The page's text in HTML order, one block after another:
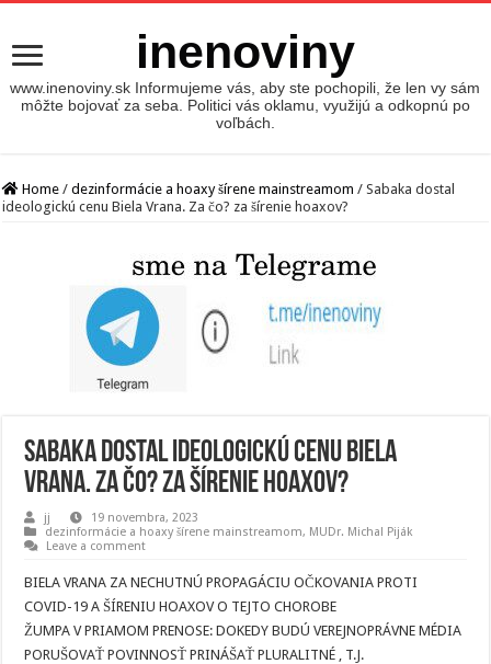
inenoviny
www.inenoviny.sk Informujeme vás, aby ste pochopili, že len vy sám
môžte bojovať za seba. Politici vás oklamu, využijú a odkopnú po
voľbách.
Home / dezinformácie a hoaxy šírene mainstreamom / Sabaka dostal
ideologickú cenu Biela Vrana. Za čo? za šírenie hoaxov?
Sabaka dostal ideologickú cenu Biela
Vrana. Za čo? za šírenie hoaxov?
jj
19 novembra, 2023
dezinformácie a hoaxy šírene mainstreamom, MUDr. Michal Piják
Leave a comment
BIELA VRANA ZA NECHUTNÚ PROPAGÁCIU OČKOVANIA PROTI
COVID-19 A ŠÍRENIU HOAXOV O TEJTO CHOROBE
ŽUMPA V PRIAMOM PRENOSE: DOKEDY BUDÚ VEREJNOPRÁVNE MÉDIA
PORUŠOVAŤ POVINNOSŤ PRINÁŠAŤ PLURALITNÉ , T.J.